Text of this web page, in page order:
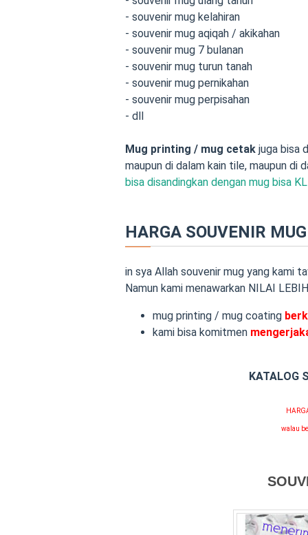
- souvenir mug kelahiran
- souvenir mug aqiqah / akikahan
- souvenir mug 7 bulanan
- souvenir mug turun tanah
- souvenir mug pernikahan
- souvenir mug perpisahan
- dll
Mug printing / mug cetak juga bisa
maupun di dalam kain tile, maupun di
bisa disandingkan dengan mug bisa
HARGA SOUVENIR
in sya Allah souvenir mug yang kami
Namun kami menawarkan NILAI
mug printing / mug coating
kami bisa komitmen
KATALOG
walau